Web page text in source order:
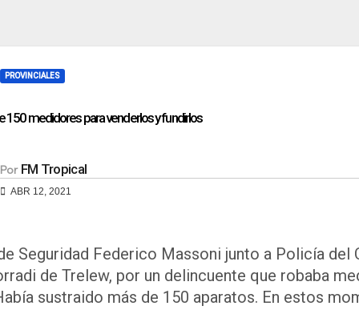
PROVINCIALES
150 medidores para venderlos y fundirlos
Por FM Tropical
ABR 12, 2021
Seguridad Federico Massoni junto a Policía del
de Trelew, por un delincuente que robaba
sustraido más de 150 aparatos. En estos